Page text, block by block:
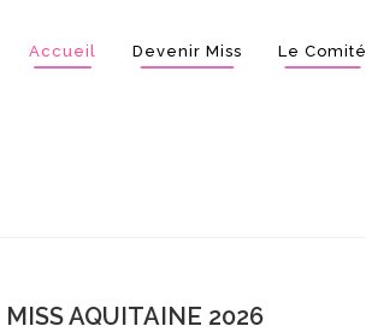
Accueil Devenir Miss Le Comité
AQUITAINE 2026